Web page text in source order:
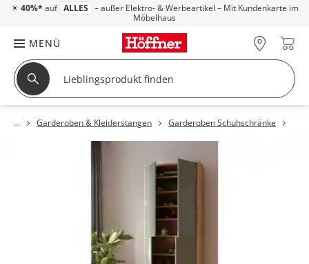
☀ 40%* auf ALLES – außer Elektro- & Werbeartikel – Mit Kundenkarte im
Möbelhaus
MENÜ
Garderoben & Kleiderstangen Garderoben Schuhschränke